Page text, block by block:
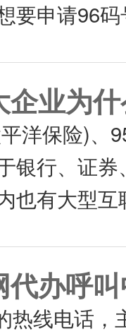
要申请96
企业为
洋保险)、
银行、证
也有大型
办呼
热线电话